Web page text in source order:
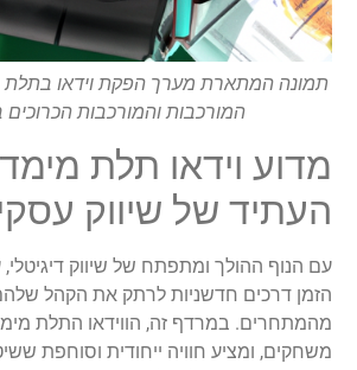
תמונה המתארת מערך הפקת וידאו
המורכבות והמורכבות
מדוע וידאו תלת
העתיד של שיווק
עם הנוף ההולך ומתפתח של שיווק
הזמן דרכים חדשניות לרתק את הקהל
מהמתחרים. במרדף זה, הווידאו התלת
משחקים, ומציע חוויה ייחודית וסוחפת